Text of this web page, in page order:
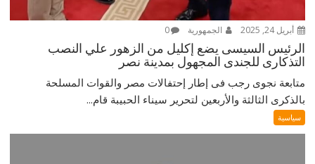
أبريل 24, 2025 الجمهورية 0
الرئيس السيسى يضع إكليل من الزهور علي النصب
التذكارى للجندى المجهول بمدينة نصر
متابعة نجوى رجب فى إطار إحتفالات مصر والقوات المسلحة
بالذكرى الثالثة والأربعين لتحرير سيناء الحبيبة قام...
سياسية